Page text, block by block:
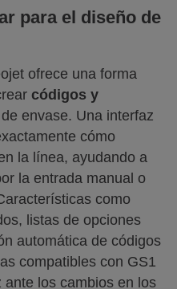
para el diseño de
ofrece una forma
códigos y
envase. Una interfaz
cómo
la línea, ayudando a
la entrada manual o
como
listas de opciones
automática de códigos
compatibles con GS1
los cambios en los